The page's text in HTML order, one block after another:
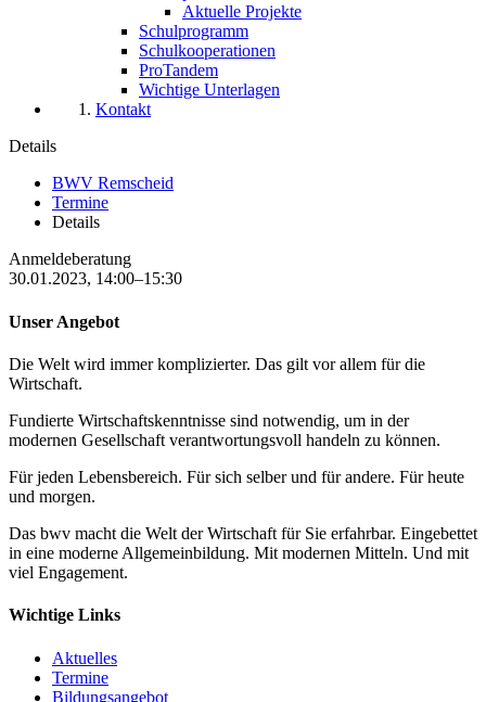
Aktuelle Projekte
Schulprogramm
Schulkooperationen
ProTandem
Wichtige Unterlagen
Kontakt
Details
BWV Remscheid
Termine
Details
Anmeldeberatung
30.01.2023, 14:00–15:30
Unser Angebot
Die Welt wird immer komplizierter. Das gilt vor allem für die
Wirtschaft.
Fundierte Wirtschaftskenntnisse sind notwendig, um in der
modernen Gesellschaft verantwortungsvoll handeln zu können.
Für jeden Lebensbereich. Für sich selber und für andere. Für heute
und morgen.
Das bwv macht die Welt der Wirtschaft für Sie erfahrbar. Eingebettet
in eine moderne Allgemeinbildung. Mit modernen Mitteln. Und mit
viel Engagement.
Wichtige Links
Aktuelles
Termine
Bildungsangebot